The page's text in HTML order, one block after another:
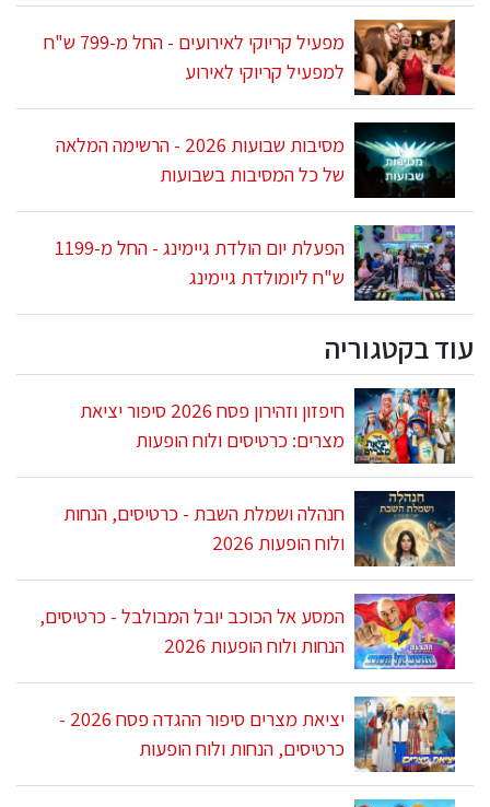
מפעיל קריוקי לאירועים - החל מ-799 ש"ח
למפעיל קריוקי לאירוע
מסיבות שבועות 2026 - הרשימה המלאה
של כל המסיבות בשבועות
הפעלת יום הולדת גיימינג - החל מ-1199
ש"ח ליומולדת גיימינג
עוד בקטגוריה
חיפזון וזהירון פסח 2026 סיפור יציאת
מצרים: כרטיסים ולוח הופעות
חנהלה ושמלת השבת - כרטיסים, הנחות
ולוח הופעות 2026
המסע אל הכוכב יובל המבולבל - כרטיסים,
הנחות ולוח הופעות 2026
יציאת מצרים סיפור ההגדה פסח 2026 -
כרטיסים, הנחות ולוח הופעות